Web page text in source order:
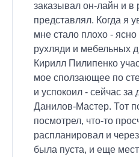
заказывал он-лайн и в
представлял. Когда я
мне стало плохо - ясно
рухляди и мебельных
Кирилл Пилипенко
мое сползающее по
и успокоил - сейчас за
Данилов-Мастер. Тот
посмотрел, что-то
распланировал и
была пуста, и еще